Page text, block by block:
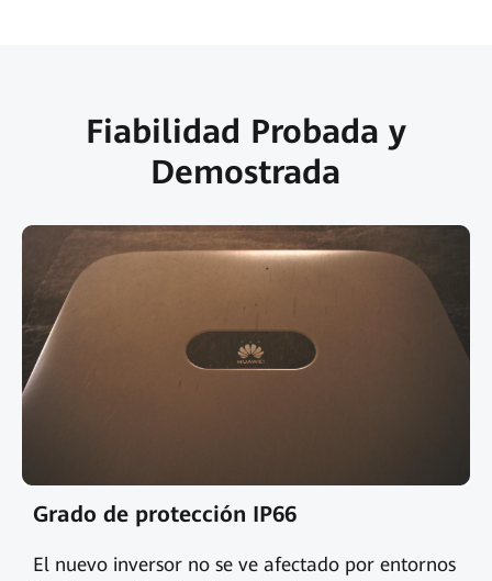
Fiabilidad Probada y
Demostrada
Grado de protección IP66
El nuevo inversor no se ve afectado por entornos